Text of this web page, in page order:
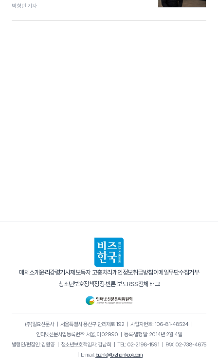
박형민 기자
매체소개윤리강령기사제보독자 고충처리 개인정보취급방침이메일무단수집거부
청소년보호정책정정·반론 보도RSS전체 태그
(주)일요신문사｜ 서울특별시 용산구 만리재로 192｜ 사업자번호: 106-81-48524｜
인터넷신문사업등록번호: 서울, 아02990 ｜ 등록·발행일: 2014년 2월 4일
발행인/편집인: 김원양｜ 청소년보호책임자: 김남희 ｜ TEL: 02-2198-1591 ｜ FAX: 02-738-4675
｜ E-mail: bizhk@bizhankook.com